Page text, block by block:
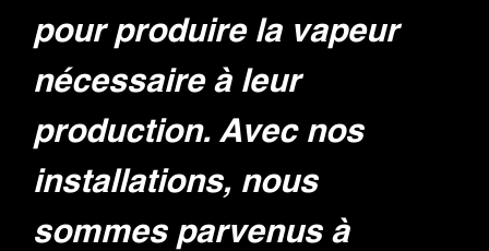
pour produire la vapeur
nécessaire à leur
production. Avec nos
installations, nous
sommes parvenus à